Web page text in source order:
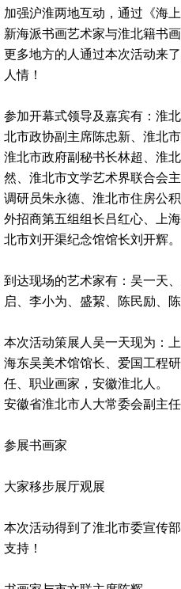
加强沪淮两地互动，通过《海
新海派书画艺术家与淮北籍书
更多地方的人通过本次活动来
人情！
参加开幕式领导及嘉宾有：淮
北市政协副主席陈忠新、淮北
淮北市政府副秘书长林超、淮
然、淮北市文学艺术界联合会
调研员朱永德、淮北市住房公
外招商第五组组长吕红心、上
北市刘开渠纪念馆馆长刘开辉。
到达现场的艺术家有：吴一天
启、李小为、盛絜、陈民励、
本次活动策展人吴一天现为：
海东吴美术馆馆长、爱国工程
任、职业画家，安徽淮北人。
安徽省淮北市人大常委会副主
参展书画家
大家移步展厅观展
本次活动得到了淮北市委宣传
支持！